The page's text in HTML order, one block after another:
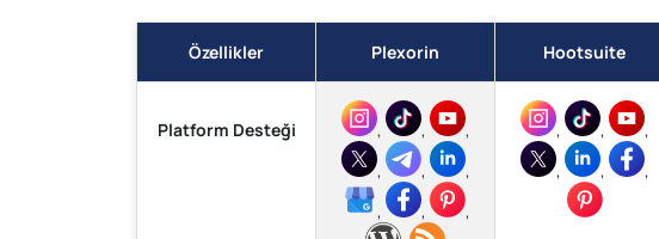
Özellikler Plexorin Hootsuite
Platform Desteği , ,
,
,
,
,
,
,
,
, ,
,
,
, ,